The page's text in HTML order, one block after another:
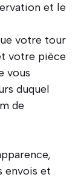
et le
votre tour
votre pièce
vous
duquel
de
envois et